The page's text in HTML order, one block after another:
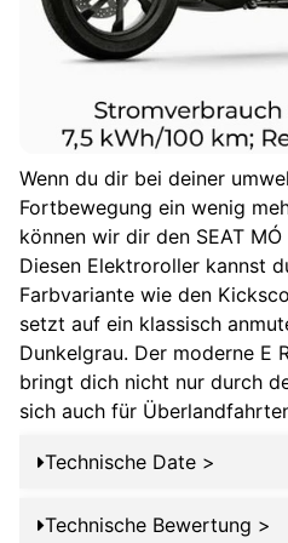
Wenn du dir bei deiner
Fortbewegung ein wenig
können wir dir den SEAT
Diesen Elektroroller kannst
Farbvariante wie den
setzt auf ein klassisch
Dunkelgrau. Der moderne E
bringt dich nicht nur durch
sich auch für
Technische Date >
Technische Bewertung >